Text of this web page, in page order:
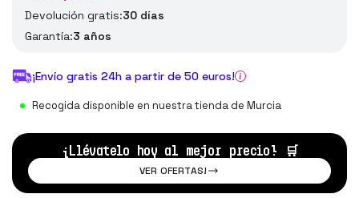
Devolución gratis:30 días
Garantía:3 años
¡Envío gratis 24h a partir de 50 euros!
Recogida disponible en nuestra tienda de Murcia
¡Llévatelo hoy al mejor precio! 🛒
VER OFERTAS!